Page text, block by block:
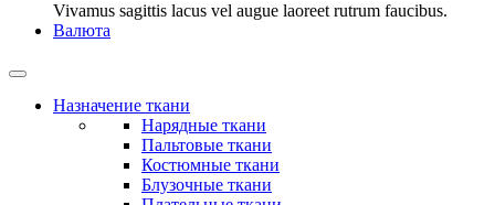
Vivamus sagittis lacus vel augue laoreet rutrum faucibus.
Валюта
Назначение ткани
Нарядные ткани
Пальтовые ткани
Костюмные ткани
Блузочные ткани